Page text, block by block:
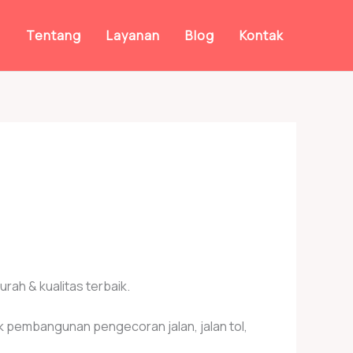
Tentang Layanan Blog Kontak
& kualitas terbaik.
pembangunan pengecoran jalan, jalan tol,